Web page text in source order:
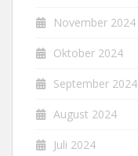
November 2024
Oktober 2024
September 2024
August 2024
Juli 2024